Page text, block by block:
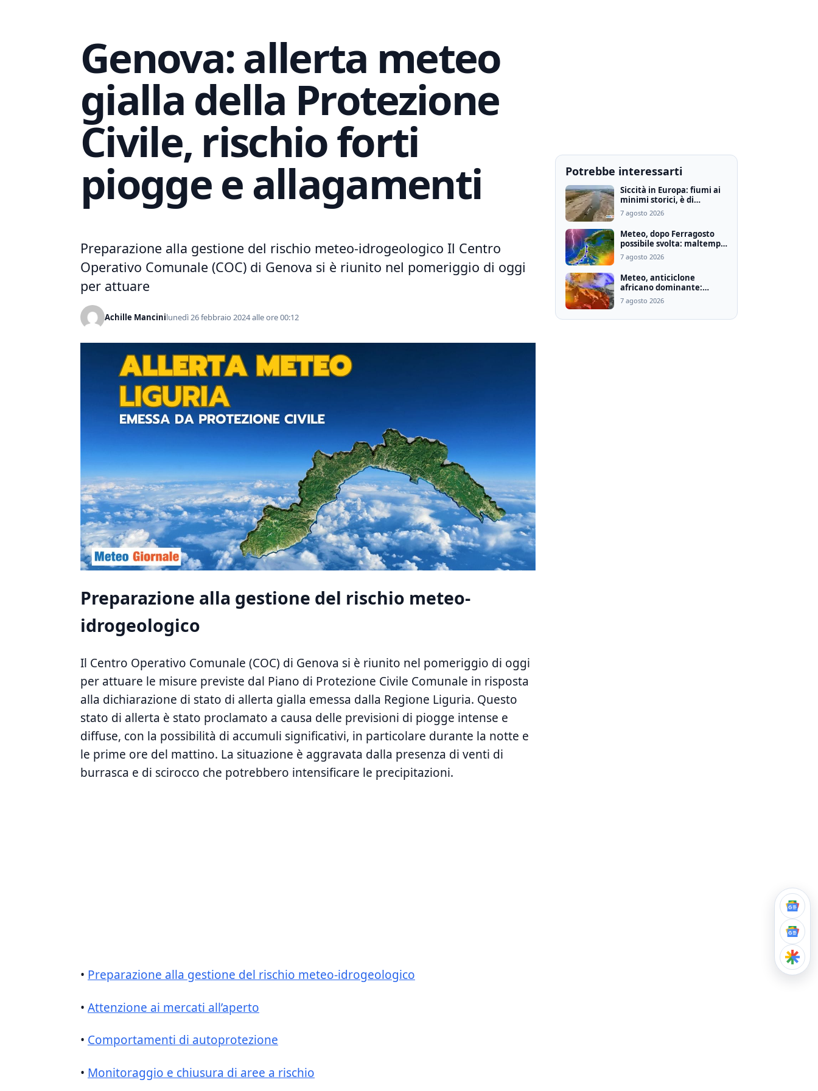
Genova: allerta meteo
gialla della Protezione
Civile, rischio forti
piogge e allagamenti
Preparazione alla gestione del rischio ‍meteo-idrogeologico Il Centro
Operativo ⁣Comunale (COC) di Genova si è riunito⁢ nel pomeriggio di oggi
per attuare
Achille Mancinilunedì 26 febbraio 2024 alle ore 00:12
Preparazione alla gestione del rischio ‍meteo-
idrogeologico
Il Centro Operativo ⁣Comunale (COC) di Genova si è riunito⁢ nel pomeriggio di oggi
per attuare le misure previste ‌dal Piano di Protezione Civile Comunale in risposta
alla dichiarazione ‌di ⁢stato di allerta gialla emessa dalla Regione​ Liguria. Questo⁤
stato di allerta è⁢ stato proclamato a causa delle previsioni di piogge​ intense​ e
diffuse, con la possibilità di accumuli⁣ significativi, in ‍particolare durante la notte e
le prime ore del mattino. La situazione ⁤è aggravata dalla presenza ⁤di venti di
burrasca e di scirocco che potrebbero intensificare le precipitazioni.
• Preparazione alla gestione del rischio ‍meteo-idrogeologico
• Attenzione ai mercati all’aperto
• Comportamenti ⁢di autoprotezione
• Monitoraggio ⁣e chiusura di aree a rischio
Potrebbe interessarti
Siccità in Europa: fiumi ai
minimi storici, è di
qualcosa di inedito, i
motivi
7 agosto 2026
Meteo, dopo Ferragosto
possibile svolta: maltempo
e calo delle temperature
nelle ultime proiezioni
7 agosto 2026
Meteo, anticiclone
africano dominante:
temporali al Nord e caldo
intenso fino a Ferragosto
7 agosto 2026